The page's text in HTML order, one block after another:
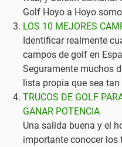
Golf Hoyo a Hoyo
LOS 10 MEJORES
Identificar realmente
campos de golf en
Seguramente muchos
lista propia que sea
TRUCOS DE GOLF
GANAR POTENCIA
Una salida buena y el
importante conocer